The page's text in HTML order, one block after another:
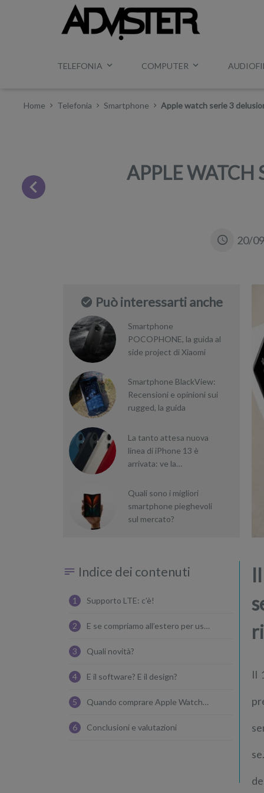
TELEFONIA COMPUTER
Home Telefonia Smartphone Apple watch serie 3
APPLE WATCH
20/
Può interessarti anche
Smartphone
POCOPHONE, la guida al
side project di Xiaomi
Smartphone BlackView:
Recensioni e opinioni sui
rugged, la guida
La tanto attesa nuova
linea di iPhone 13 è
arrivata: ve la
Quali sono i migliori
smartphone pieghevoli
sul mercato?
Indice dei contenuti
1 Supporto LTE: c’è!
2 E se compriamo all’estero per usare in Italia?
3 Quali novità?
4 E il software? E il design?
5 Quando comprare Apple Watch serie 3?
6 Conclusioni e valutazioni
Il